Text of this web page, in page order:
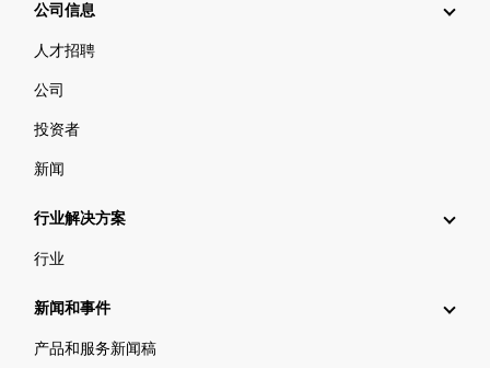
公司信息
人才招聘
公司
投资者
新闻
行业解决方案
行业
新闻和事件
产品和服务新闻稿